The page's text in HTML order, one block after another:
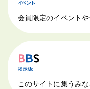
会員限定のイベント
このサイトに集うみ